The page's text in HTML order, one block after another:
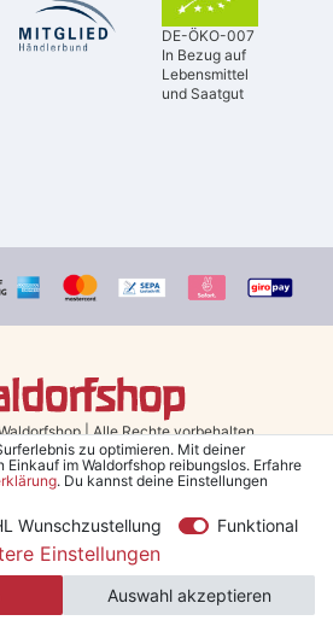
DE-ÖKO-007
In Bezug auf
Lebensmittel
und Saatgut
|Alle Rechte vorbehalten.
bis 13 Uhr, garantierter Versand am
Deutschland und Österreich ab 79 €.(gilt
Sperrgut und Speditionsware)
du nach Bestätigung des Newsletters
gilt 30 Tage, Mindestbestellwert 30 €.
zu optimieren. Mit deiner
im Waldorfshop reibungslos. Erfahre
. Du kannst deine Einstellungen
Wunschzustellung Funktional
Einstellungen
Auswahl akzeptieren